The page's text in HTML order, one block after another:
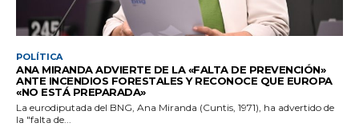
POLÍTICA
ANA MIRANDA ADVIERTE DE LA «FALTA DE PREVENCIÓN»
ANTE INCENDIOS FORESTALES Y RECONOCE QUE EUROPA
«NO ESTÁ PREPARADA»
La eurodiputada del BNG, Ana Miranda (Cuntis, 1971), ha advertido de
la "falta de...